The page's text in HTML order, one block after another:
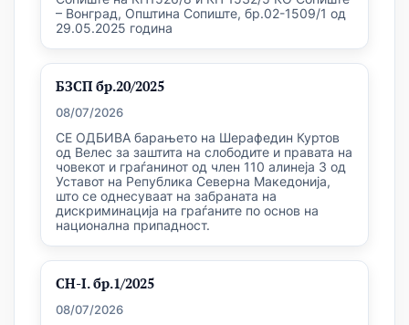
– Вонград, Општина Сопиште, бр.02-1509/1 од
29.05.2025 година
БЗСП бр.20/2025
08/07/2026
СЕ ОДБИВА барањето на Шерафедин Куртов
од Велес за заштита на слободите и правата на
човекот и граѓанинот од член 110 алинеја 3 од
Уставот на Република Северна Македонија,
што се однесуваат на забраната на
дискриминација на граѓаните по основ на
национална припадност.
СН-I. бр.1/2025
08/07/2026